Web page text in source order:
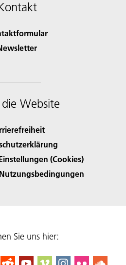
Website
(Cookies)
Sie uns hier: